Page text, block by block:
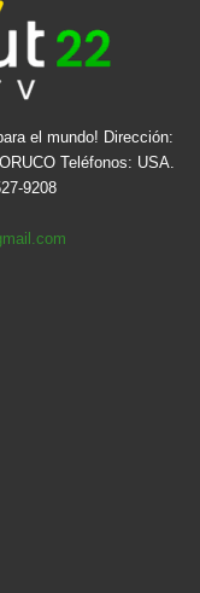
el mundo! Dirección:
Teléfonos: USA.
9208